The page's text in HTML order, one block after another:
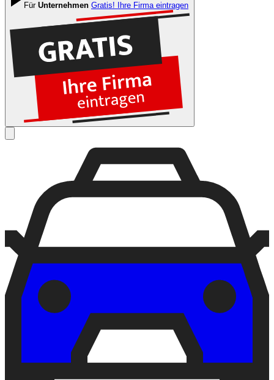
Für Unternehmen Gratis! Ihre Firma eintragen